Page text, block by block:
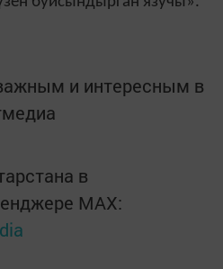
и интересным в
в
MАХ: